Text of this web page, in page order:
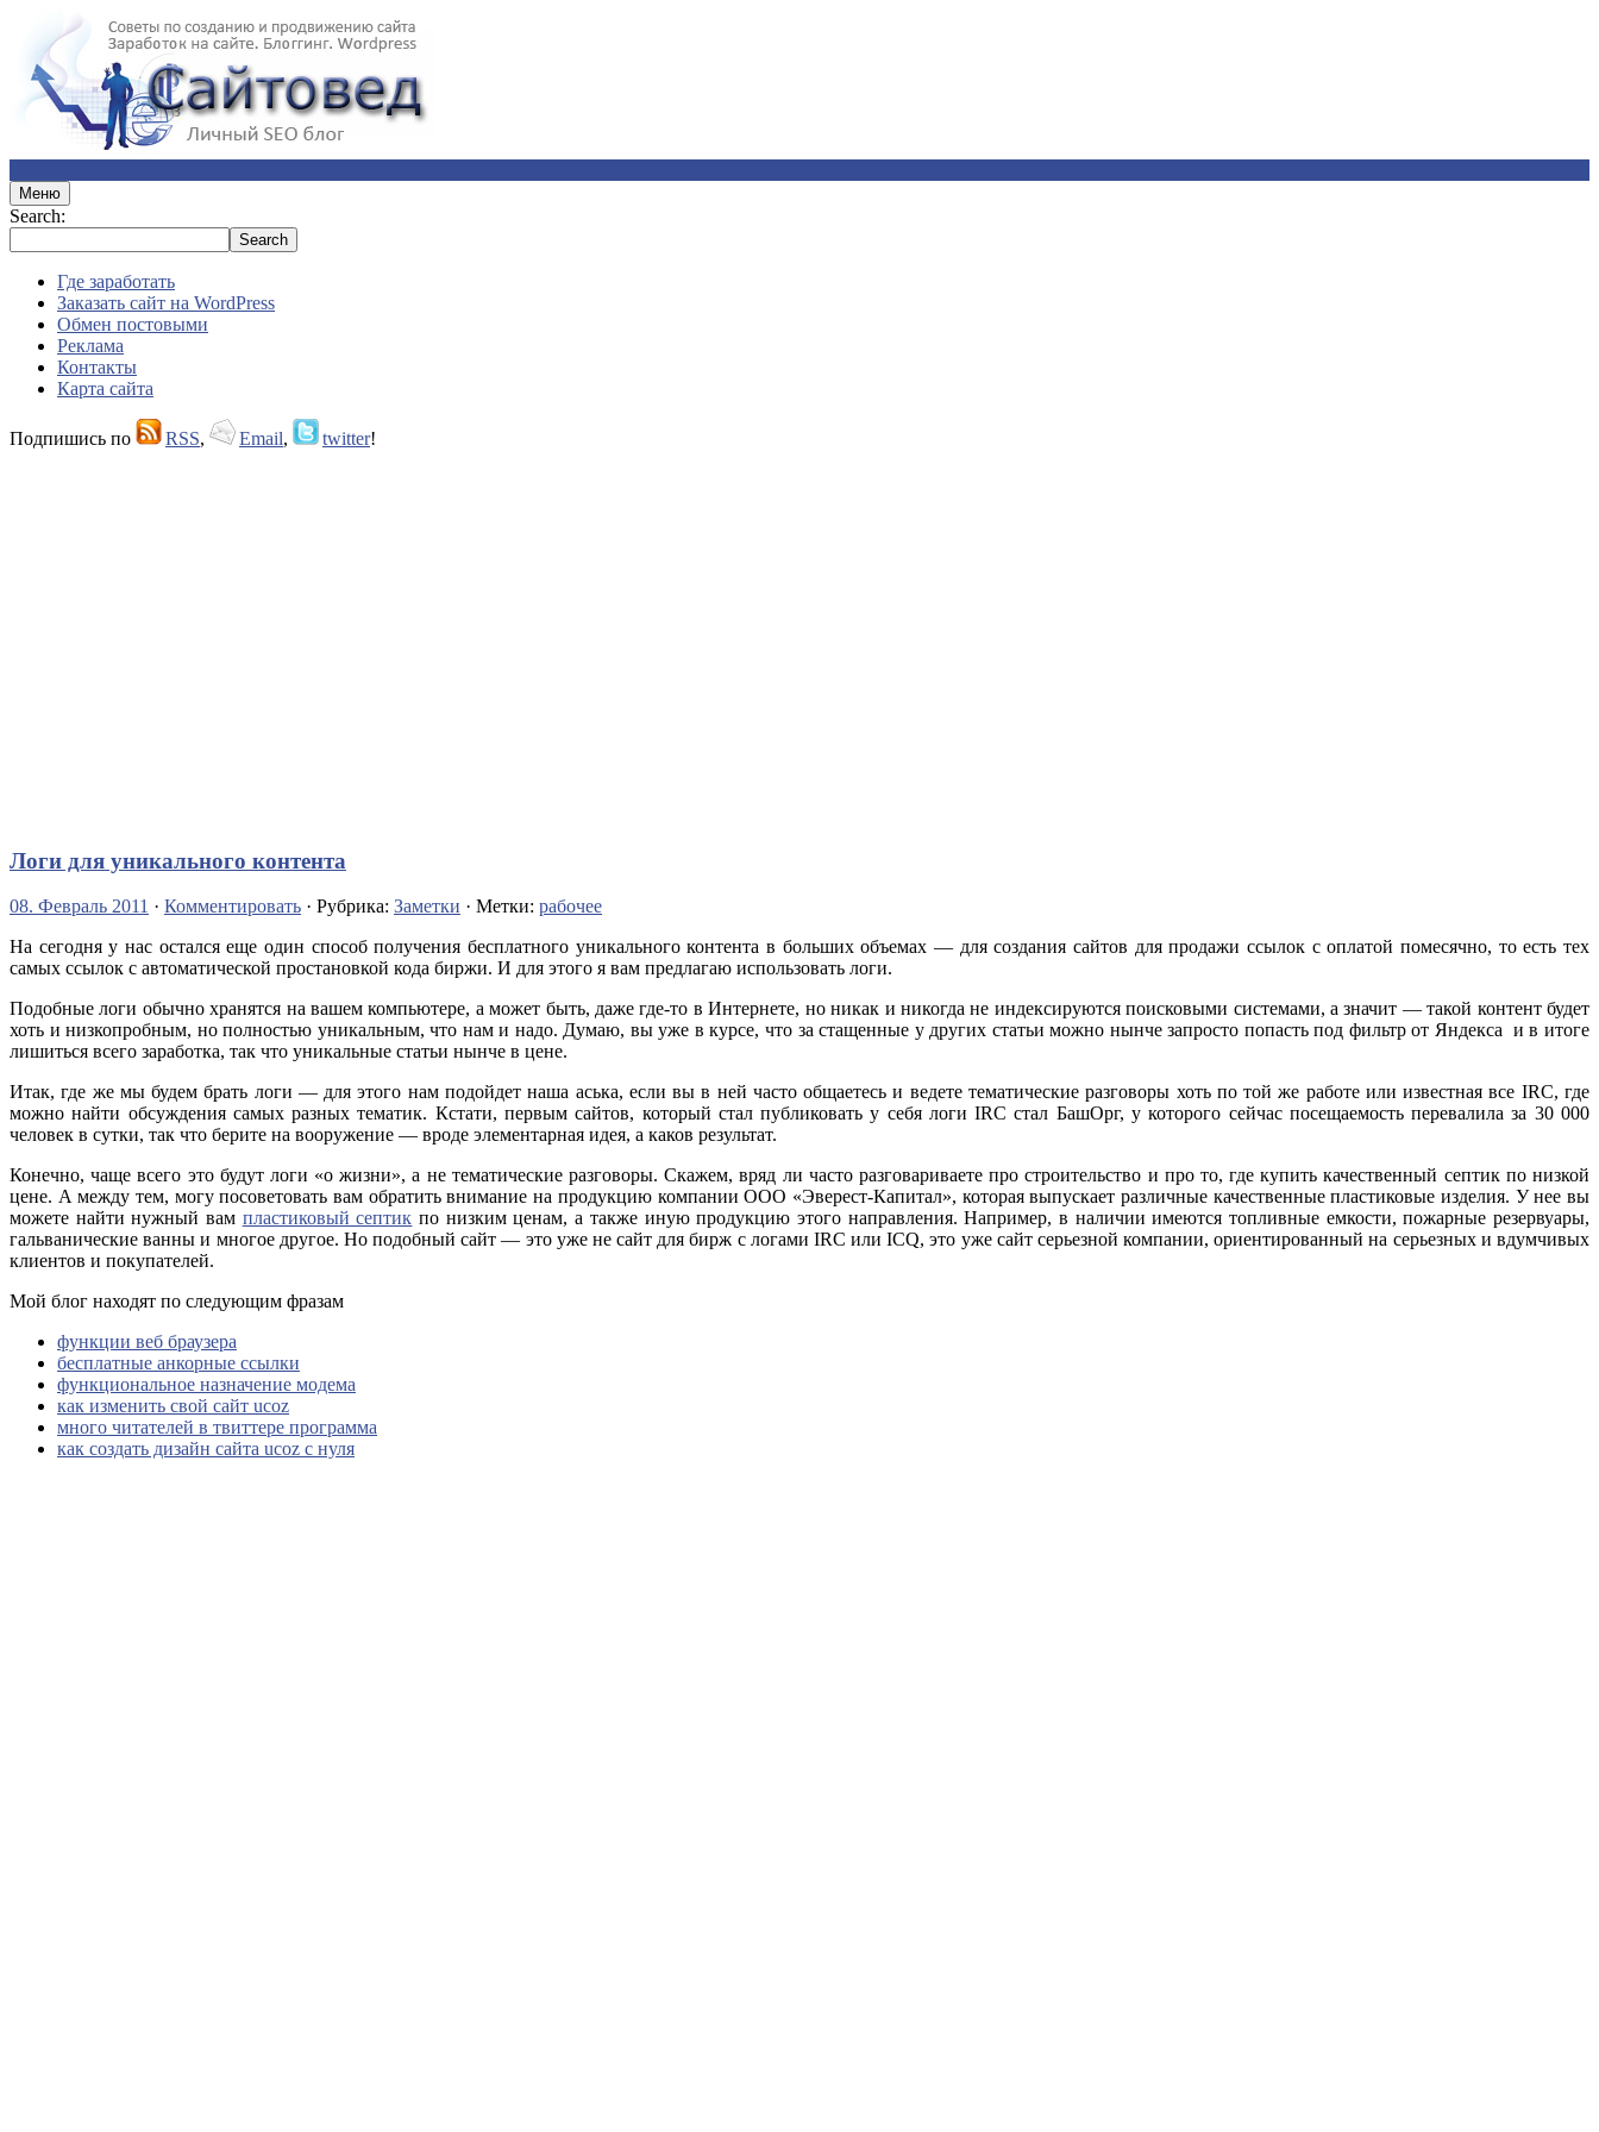
Меню
Search:
Где заработать
Заказать сайт на WordPress
Обмен постовыми
Реклама
Контакты
Карта сайта
Подпишись по RSS, Email, twitter!
Логи для уникального контента
08. Февраль 2011 · Комментировать · Рубрика: Заметки · Метки: рабочее
На сегодня у нас остался еще один способ получения бесплатного уникального контента в больших объемах — для создания сайтов для продажи ссылок с оплатой помесячно, то есть тех
самых ссылок с автоматической простановкой кода биржи. И для этого я вам предлагаю использовать логи.
Подобные логи обычно хранятся на вашем компьютере, а может быть, даже где-то в Интернете, но никак и никогда не индексируются поисковыми системами, а значит — такой контент будет
хоть и низкопробным, но полностью уникальным, что нам и надо. Думаю, вы уже в курсе, что за стащенные у других статьи можно нынче запросто попасть под фильтр от Яндекса и в итоге
лишиться всего заработка, так что уникальные статьи нынче в цене.
Итак, где же мы будем брать логи — для этого нам подойдет наша аська, если вы в ней часто общаетесь и ведете тематические разговоры хоть по той же работе или известная все IRC, где
можно найти обсуждения самых разных тематик. Кстати, первым сайтов, который стал публиковать у себя логи IRC стал БашОрг, у которого сейчас посещаемость перевалила за 30 000
человек в сутки, так что берите на вооружение — вроде элементарная идея, а каков результат.
Конечно, чаще всего это будут логи «о жизни», а не тематические разговоры. Скажем, вряд ли часто разговариваете про строительство и про то, где купить качественный септик по низкой
цене. А между тем, могу посоветовать вам обратить внимание на продукцию компании ООО «Эверест-Капитал», которая выпускает различные качественные пластиковые изделия. У нее вы
можете найти нужный вам пластиковый септик по низким ценам, а также иную продукцию этого направления. Например, в наличии имеются топливные емкости, пожарные резервуары,
гальванические ванны и многое другое. Но подобный сайт — это уже не сайт для бирж с логами IRC или ICQ, это уже сайт серьезной компании, ориентированный на серьезных и вдумчивых
клиентов и покупателей.
Мой блог находят по следующим фразам
функции веб браузера
бесплатные анкорные ссылки
функциональное назначение модема
как изменить свой сайт ucoz
много читателей в твиттере программа
как создать дизайн сайта ucoz с нуля